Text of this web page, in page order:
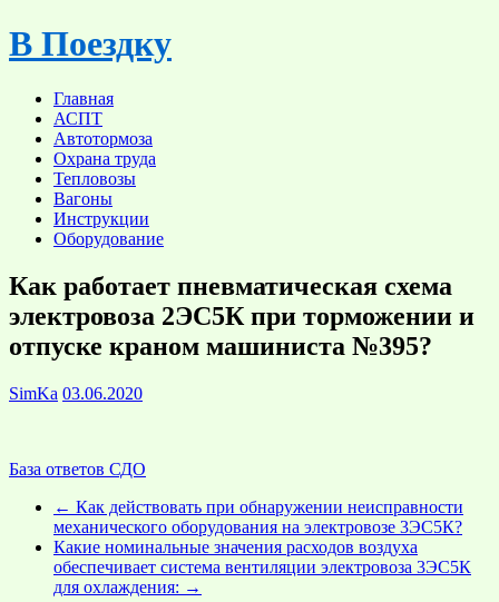
Skip
to
В Поездку
Главная
АСПТ
Автотормоза
Охрана труда
Тепловозы
Вагоны
Инструкции
Оборудование
Как работает пневматическая схема
электровоза 2ЭС5К при торможении и
отпуске краном машиниста №395?
SimKa 03.06.2020
База ответов СДО
← Как действовать при обнаружении неисправности
механического оборудования на электровозе 3ЭС5К?
Какие номинальные значения расходов воздуха
обеспечивает система вентиляции электровоза 3ЭС5К
для охлаждения: →